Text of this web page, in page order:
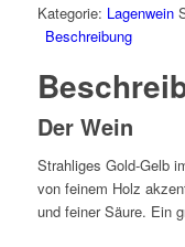
Kategorie: Lagenwein
Beschreibung
Der Wein
Strahliges Gold-Gelb
von feinem Holz
und feiner Säure. Ein